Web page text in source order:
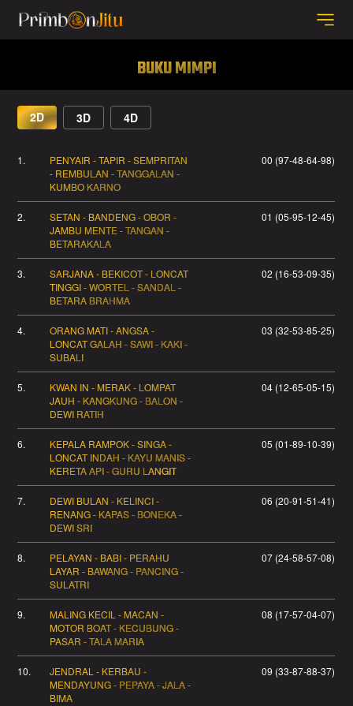
BUKU MIMPI
2D 3D 4D
1.
PENYAIR - TAPIR - SEMPRITAN
- REMBULAN - TANGGALAN -
KUMBO KARNO
00 (97-48-64-98)
2.
SETAN - BANDENG - OBOR -
JAMBU MENTE - TANGAN -
BETARAKALA
01 (05-95-12-45)
3.
SARJANA - BEKICOT - LONCAT
TINGGI - WORTEL - SANDAL -
BETARA BRAHMA
02 (16-53-09-35)
4.
ORANG MATI - ANGSA -
LONCAT GALAH - SAWI - KAKI -
SUBALI
03 (32-53-85-25)
5.
KWAN IN - MERAK - LOMPAT
JAUH - KANGKUNG - BALON -
DEWI RATIH
04 (12-65-05-15)
6.
KEPALA RAMPOK - SINGA -
LONCAT INDAH - KAYU MANIS -
KERETA API - GURU LANGIT
05 (01-89-10-39)
7.
DEWI BULAN - KELINCI -
RENANG - KAPAS - BONEKA -
DEWI SRI
06 (20-91-51-41)
8.
PELAYAN - BABI - PERAHU
LAYAR - BAWANG - PANCING -
SULATRI
07 (24-58-57-08)
9.
MALING KECIL - MACAN -
MOTOR BOAT - KECUBUNG -
PASAR - TALA MARIA
08 (17-57-04-07)
10.
JENDRAL - KERBAU -
MENDAYUNG - PEPAYA - JALA -
BIMA
09 (33-87-88-37)